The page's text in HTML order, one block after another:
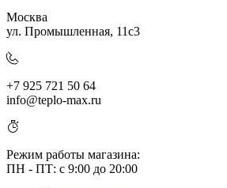
Москва
ул. Промышленная, 11c3
+7 925 721 50 64
info@teplo-max.ru
Режим работы магазина:
ПН - ПТ: с 9:00 до 20:00